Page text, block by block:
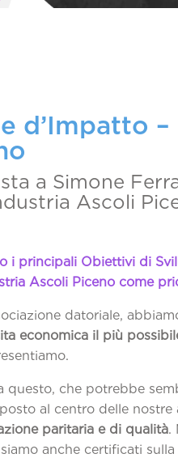
d’Impatto
a Simone
Ascoli
i principali Obiettivi di
Ascoli Piceno come
datoriale,
economica il più
questo, che potrebbe
al centro delle nostre
paritaria e di qualità.
anche certificati